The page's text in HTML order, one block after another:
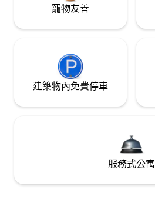
寵物友善
建築物內免費停車
服務式公寓